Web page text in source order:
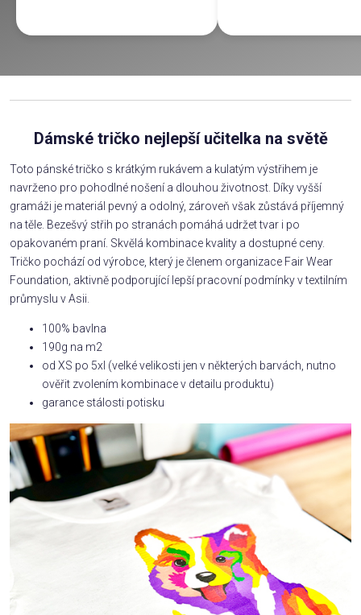
Dámské tričko nejlepší učitelka na světě
Toto pánské tričko s krátkým rukávem a kulatým výstřihem je
navrženo pro pohodlné nošení a dlouhou životnost. Díky vyšší
gramáži je materiál pevný a odolný, zároveň však zůstává příjemný
na těle. Bezešvý střih po stranách pomáhá udržet tvar i po
opakovaném praní. Skvělá kombinace kvality a dostupné ceny.
Tričko pochází od výrobce, který je členem organizace Fair Wear
Foundation, aktivně podporující lepší pracovní podmínky v textilním
průmyslu v Asii.
100% bavlna
190g na m2
od XS po 5xl (velké velikosti jen v některých barvách, nutno
ověřit zvolením kombinace v detailu produktu)
garance stálosti potisku